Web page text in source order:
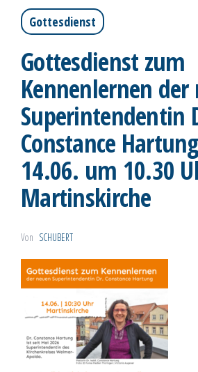
Gottesdienst
Gottesdienst zum
Kennenlernen der
Superintendentin
Constance
14.06. um 10.30
Martinskirche
Von SCHUBERT